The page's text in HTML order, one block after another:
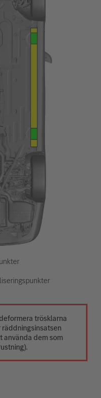
trösklarna
använda dem som